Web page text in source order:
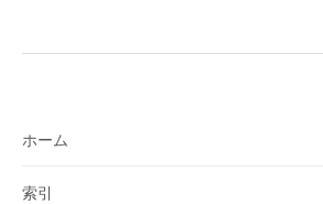
ホーム
索引